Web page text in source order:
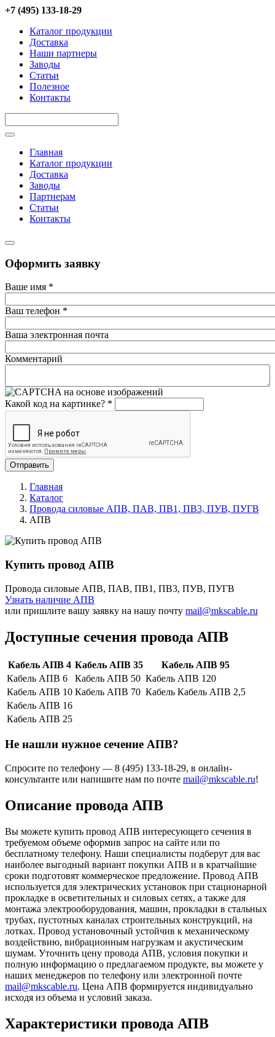
Перейти к основному содержанию
+7 (495) 133-18-29
Каталог продукции
Доставка
Наши партнеры
Заводы
Статьи
Полезное
Контакты
Главная
Каталог продукции
Доставка
Заводы
Партнерам
Статьи
Контакты
Оформить заявку
Ваше имя *
Ваш телефон *
Ваша электронная почта
Комментарий
Какой код на картинке? *
Отправить
Главная
Каталог
Провода силовые АПВ, ПАВ, ПВ1, ПВ3, ПУВ, ПУГВ
АПВ
Купить провод АПВ
Провода силовые АПВ, ПАВ, ПВ1, ПВ3, ПУВ, ПУГВ
Узнать наличие АПВ
или пришлите вашу заявку на нашу почту mail@mkscable.ru
Доступные сечения провода АПВ
Кабель АПВ 4 Кабель АПВ 35
Кабель АПВ 95
Кабель АПВ 6
Кабель АПВ 50 Кабель АПВ 120
Кабель АПВ 10 Кабель АПВ 70 Кабель Кабель АПВ 2,5
Кабель АПВ 16
Кабель АПВ 25
Не нашли нужное сечение АПВ?
Спросите по телефону — 8 (495) 133-18-29, в онлайн-
консультанте или напишите нам по почте mail@mkscable.ru!
Описание провода АПВ
Вы можете купить провод АПВ интересующего сечения в
требуемом объеме оформив запрос на сайте или по
бесплатному телефону. Наши специалисты подберут для вас
наиболее выгодный вариант покупки АПВ и в кратчайшие
сроки подготовят коммерческое предложение. Провод АПВ
используется для электрических установок при стационарной
прокладке в осветительных и силовых сетях, а также для
монтажа электрооборудования, машин, прокладки в стальных
трубах, пустотных каналах строительных конструкций, на
лотках. Провод установочный устойчив к механическому
воздействию, вибрационным нагрузкам и акустическим
шумам. Уточнить цену провода АПВ, условия покупки и
полную информацию о предлагаемом продукте, вы можете у
наших менеджеров по телефону или электронной почте
mail@mkscable.ru. Цена АПВ формируется индивидуально
исходя из объема и условий заказа.
Характеристики провода АПВ